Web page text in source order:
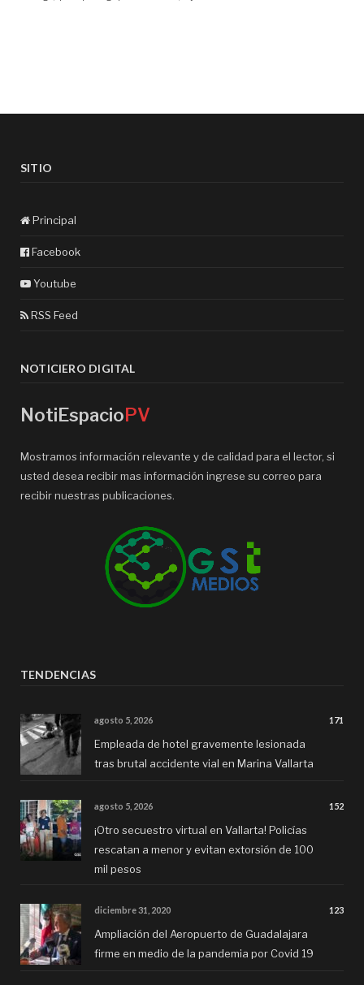
SITIO
Principal
Facebook
Youtube
RSS Feed
NOTICIERO DIGITAL
NotiEspacio PV
Mostramos información relevante y de calidad para el lector, si
usted desea recibir mas información ingrese su correo para
recibir nuestras publicaciones.
TENDENCIAS
agosto 5, 2026 171
Empleada de hotel gravemente lesionada
tras brutal accidente vial en Marina Vallarta
agosto 5, 2026 152
¡Otro secuestro virtual en Vallarta! Policías
rescatan a menor y evitan extorsión de 100
mil pesos
diciembre 31, 2020 123
Ampliación del Aeropuerto de Guadalajara
firme en medio de la pandemia por Covid 19